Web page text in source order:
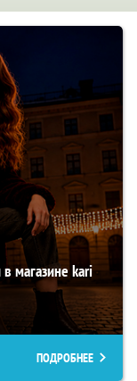
магазине kari
ПОДРОБНЕЕ